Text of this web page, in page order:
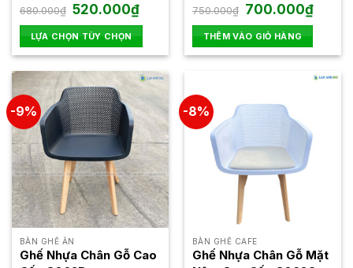
Được xếp
5.00
5 sao
680.000₫ Giá
gốc
là:
680.000₫.
520.000₫Giá
hiện
tại
là:
520.000₫.
LỰA CHỌN TÙY CHỌN
Sản
phẩm
có
nhiều
thể.
Các
tùy
chọn
có
thể
được
Được xếp
5.00
5 sao
750.000₫ Giá
gốc
là:
750.000₫.
700.000₫Giá
hiện
tại
THÊM VÀO GIỎ HÀNG
-9%
BÀN GHẾ ĂN
Ghế Nhựa Chân Gỗ Cao
-8%
BÀN GHẾ CAFE
Ghế Nhựa Chân Gỗ Mặt